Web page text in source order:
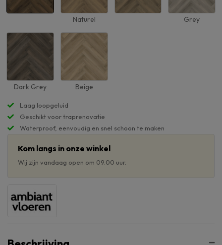
Laag loopgeluid
Geschikt voor traprenovatie
Waterproof, eenvoudig en snel schoon te maken
Naturel Grey
Dark Grey Beige
Kom langs in onze winkel
Wij zijn vandaag open om 09.00 uur.